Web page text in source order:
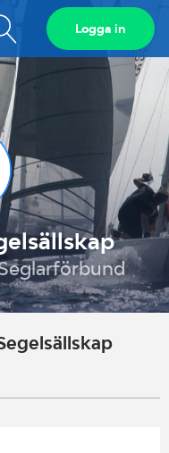
Visa
sökfält
Logga in